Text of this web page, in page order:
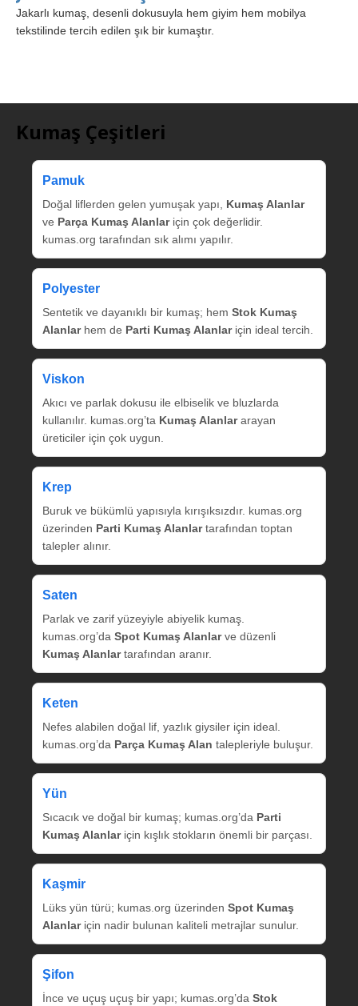
Jakarlı kumaş, desenli dokusuyla hem giyim hem mobilya
tekstilinde tercih edilen şık bir kumaştır.
Kumaş Çeşitleri
Pamuk
Doğal liflerden gelen yumuşak yapı, Kumaş Alanlar
ve Parça Kumaş Alanlariçin çok değerlidir.
kumas.org tarafından sık alımı yapılır.
Polyester
Sentetik ve dayanıklı bir kumaş; hem Stok Kumaş
Alanlarhem de Parti Kumaş Alanlariçin ideal tercih.
Viskon
Akıcı ve parlak dokusu ile elbiselik ve bluzlarda
kullanılır. kumas.org’ta Kumaş Alanlararayan
üreticiler için çok uygun.
Krep
Buruk ve bükümlü yapısıyla kırışıksızdır. kumas.org
üzerinden Parti Kumaş Alanlartarafından toptan
talepler alınır.
Saten
Parlak ve zarif yüzeyiyle abiyelik kumaş.
kumas.org’da Spot Kumaş Alanlarve düzenli
Kumaş Alanlartarafından aranır.
Keten
Nefes alabilen doğal lif, yazlık giysiler için ideal.
kumas.org’da Parça Kumaş Alan talepleriyle buluşur.
Yün
Sıcacık ve doğal bir kumaş; kumas.org’da Parti
Kumaş Alanlariçin kışlık stokların önemli bir parçası.
Kaşmir
Lüks yün türü; kumas.org üzerinden Spot Kumaş
Alanlariçin nadir bulunan kaliteli metrajlar sunulur.
Şifon
İnce ve uçuş uçuş bir yapı; kumas.org’da Stok